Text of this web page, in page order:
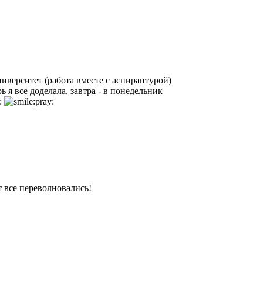
(работа вместе с аспирантурой)
я все доделала, завтра - в понедельник
все переволновались!